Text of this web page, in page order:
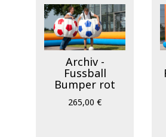
Archiv -
Fussball
Bumper rot
265,00 €